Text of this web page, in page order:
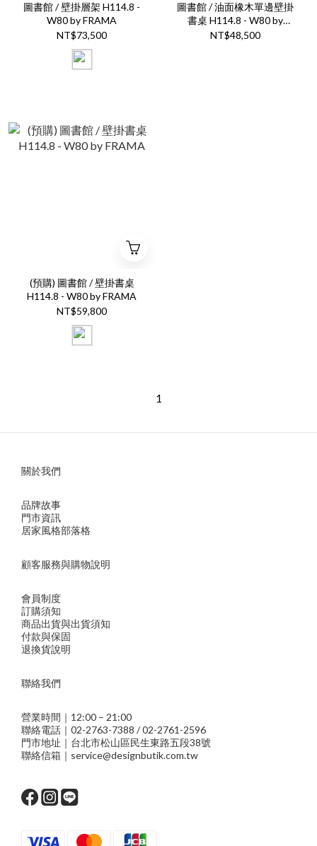
圖書館 / 壁掛層架 H114.8 -
W80 by FRAMA
NT$73,500
圖書館 / 油面橡木單邊壁掛
書桌 H114.8 - W80 by
FRAMA
NT$48,500
(預購) 圖書館 / 壁掛書桌
H114.8 - W80 by FRAMA
NT$59,800
1
關於我們
品牌故事
門市資訊
居家風格部落格
顧客服務與購物說明
會員制度
訂購須知
商品出貨與出貨須知
付款與保固
退換貨說明
聯絡我們
營業時間｜12:00 – 21:00
聯絡電話｜02-2763-7388 / 02-2761-2596
門市地址｜台北市松山區民生東路五段38號
聯絡信箱｜service@designbutik.com.tw